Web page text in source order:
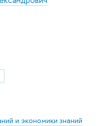
и экономики знаний